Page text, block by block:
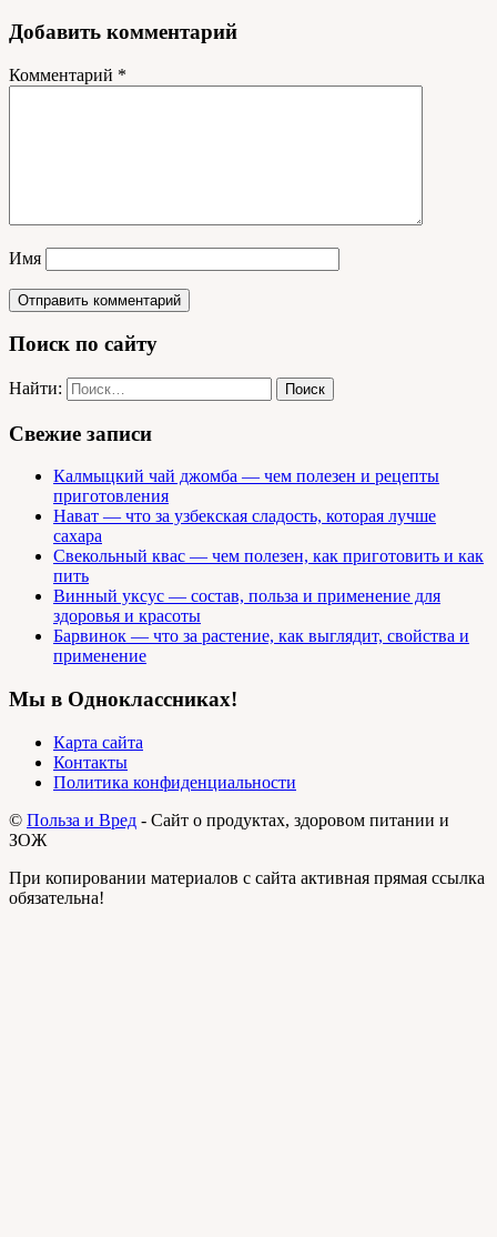
Добавить комментарий
Комментарий *
Имя
Поиск по сайту
Найти:
Свежие записи
Калмыцкий чай джомба — чем полезен и рецепты
приготовления
Нават — что за узбекская сладость, которая лучше
сахара
Свекольный квас — чем полезен, как приготовить и как
пить
Винный уксус — состав, польза и применение для
здоровья и красоты
Барвинок — что за растение, как выглядит, свойства и
применение
Мы в Одноклассниках!
Карта сайта
Контакты
Политика конфиденциальности
© Польза и Вред - Сайт о продуктах, здоровом питании и
ЗОЖ
При копировании материалов с сайта активная прямая ссылка
обязательна!